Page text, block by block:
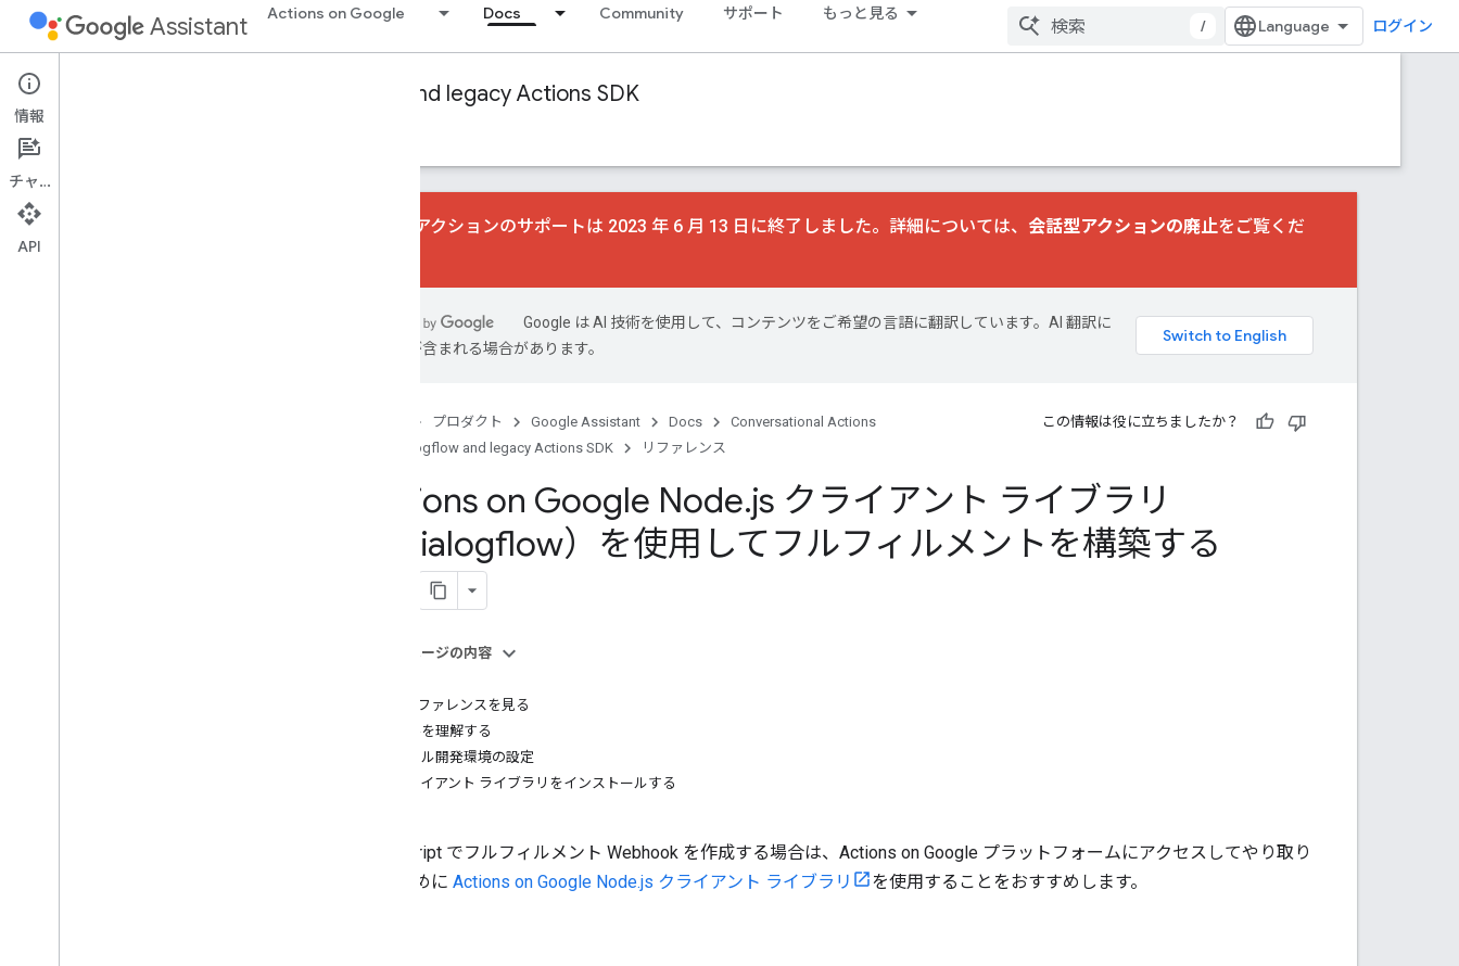
Assistant Actions on Google Docs Community サポート もっと見る
/ ログイン
Conversational Actions Dialogflow and legacy Actions SDK
ガイド
会話型アクションのサポートは 2023 年 6 月 13 日に終了しました。詳細については、 会話型アクションの廃止をご覧くだ
Google は AI 技術を使用して、コンテンツをご希望の言語に翻訳しています。AI 翻訳に
は誤りが含まれる場合があります。
プロダクト Google Assistant Docs
Conversational Actions
Dialogflow and legacy Actions SDK
リファレンス
この情報は役に立ちましたか？
Actions on Google Node.js クライアント ライブラリ
（Dialogflow）を使用してフルフィルメントを構築する
このページの内容
API リファレンスを見る
仕組みを理解する
ローカル開発環境の設定
クライアント ライブラリをインストールする
JavaScript でフルフィルメント Webhook を作成する場合は、Actions on Google プラットフォームにアクセスしてやり取り
するために Actions on Google Node.js クライアント ライブラリ を使用することをおすすめします。
情報
チャット
API